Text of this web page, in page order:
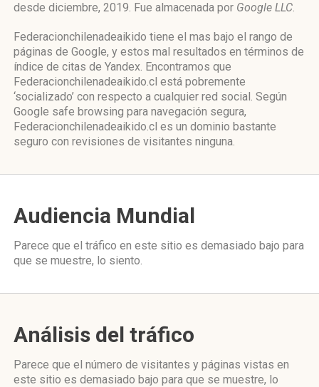
desde diciembre, 2019. Fue almacenada por Google LLC.
Federacionchilenadeaikido tiene el mas bajo el rango de
páginas de Google, y estos mal resultados en términos de
índice de citas de Yandex. Encontramos que
Federacionchilenadeaikido.cl está pobremente
‘socializado’ con respecto a cualquier red social. Según
Google safe browsing para navegación segura,
Federacionchilenadeaikido.cl es un dominio bastante
seguro con revisiones de visitantes ninguna.
Audiencia Mundial
Parece que el tráfico en este sitio es demasiado bajo para
que se muestre, lo siento.
Análisis del tráfico
Parece que el número de visitantes y páginas vistas en
este sitio es demasiado bajo para que se muestre, lo